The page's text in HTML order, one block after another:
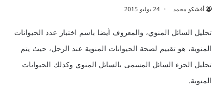
أفشكو محمد 24 يوليو 2015
تحليل السائل المنوي، والمعروف أيضا باسم اختبار عدد الحيوانات
المنوية، هو تقييم لصحة الحيوانات المنوية عند الرجل، حيث يتم
تحليل الجزء السائل المسمى بالسائل المنوي وكذلك الحيوانات
المنوية.